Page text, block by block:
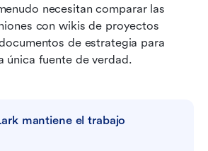
necesitan comparar las
con wikis de proyectos
de estrategia para
única fuente de verdad.
mantiene el trabajo